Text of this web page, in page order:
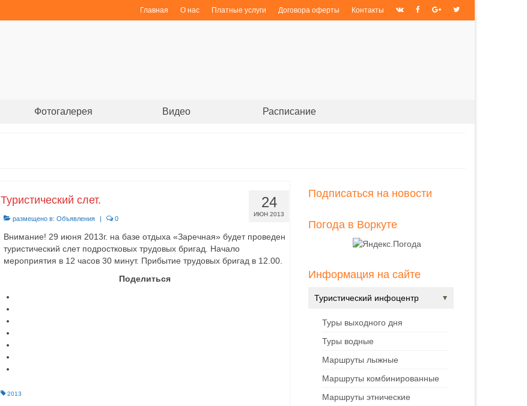
Главная О нас Платные услуги Договора оферты Контакты
Фотогалерея Видео Расписание
24
ИЮН 2013
Туристический слет.
размещено в: Объявления | 0
Внимание! 29 июня 2013г. на базе отдыха «Заречная» будет проведен
туристический слет подростковых трудовых бригад. Начало
мероприятия в 12 часов 30 минут. Прибытие трудовых бригад в 12.00.
Поделиться
2013
Подписаться на новости
Погода в Воркуте
Информация на сайте
Туристический инфоцентр
Туры выходного дня
Туры водные
Маршруты лыжные
Маршруты комбинированные
Маршруты этнические